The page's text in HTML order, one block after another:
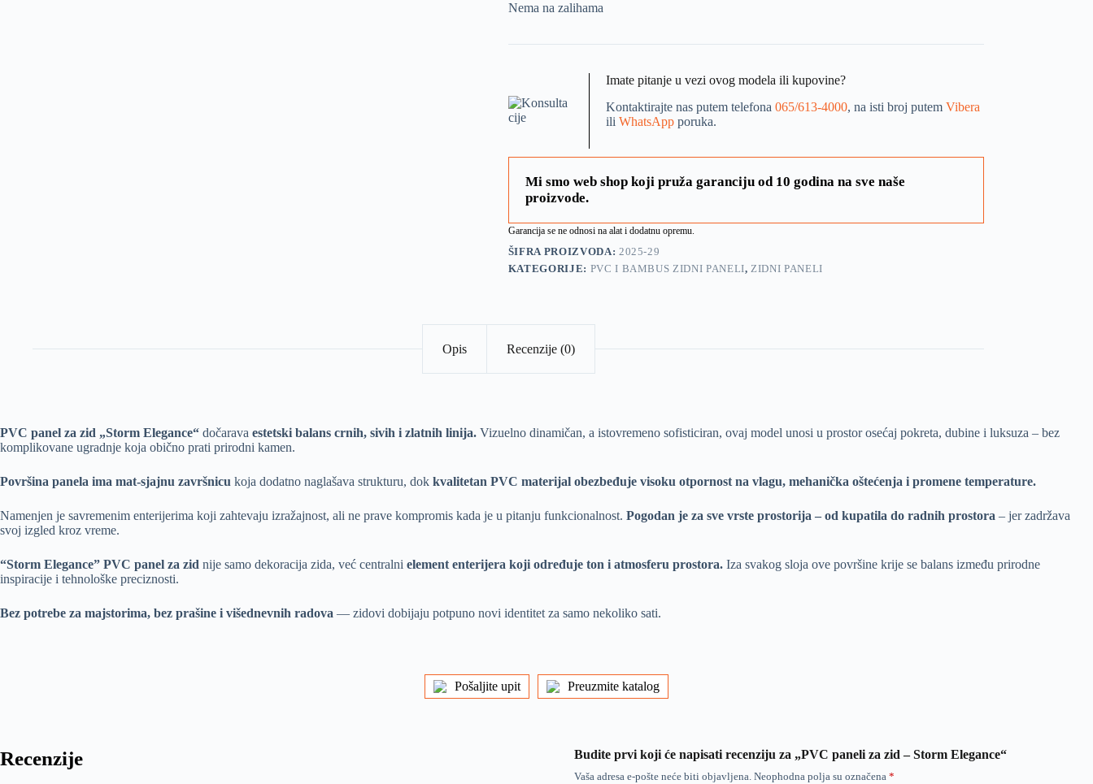
Nema na zalihama
Imate pitanje u vezi ovog modela ili kupovine?
Kontaktirajte nas putem telefona 065/613-4000, na isti broj putem Vibera
ili WhatsApp poruka.
Mi smo web shop koji pruža garanciju od 10 godina na sve naše
proizvode.
Garancija se ne odnosi na alat i dodatnu opremu.
ŠIFRA PROIZVODA: 2025-29
KATEGORIJE: PVC I BAMBUS ZIDNI PANELI, ZIDNI PANELI
Opis Recenzije (0)
PVC panel za zid „Storm Elegance“ dočarava estetski balans crnih, sivih i zlatnih linija. Vizuelno dinamičan, a istovremeno sofisticiran, ovaj model unosi u prostor osećaj pokreta, dubine i luksuza – bez
komplikovane ugradnje koja obično prati prirodni kamen.
Površina panela ima mat-sjajnu završnicu koja dodatno naglašava strukturu, dok kvalitetan PVC materijal obezbeđuje visoku otpornost na vlagu, mehanička oštećenja i promene temperature.
Namenjen je savremenim enterijerima koji zahtevaju izražajnost, ali ne prave kompromis kada je u pitanju funkcionalnost. Pogodan je za sve vrste prostorija – od kupatila do radnih prostora – jer zadržava
svoj izgled kroz vreme.
“Storm Elegance” PVC panel za zid nije samo dekoracija zida, već centralni element enterijera koji određuje ton i atmosferu prostora. Iza svakog sloja ove površine krije se balans između prirodne
inspiracije i tehnološke preciznosti.
Bez potrebe za majstorima, bez prašine i višednevnih radova — zidovi dobijaju potpuno novi identitet za samo nekoliko sati.
Pošaljite upit Preuzmite katalog
Recenzije Budite prvi koji će napisati recenziju za „PVC paneli za zid – Storm Elegance“
Vaša adresa e-pošte neće biti objavljena. Neophodna polja su označena *